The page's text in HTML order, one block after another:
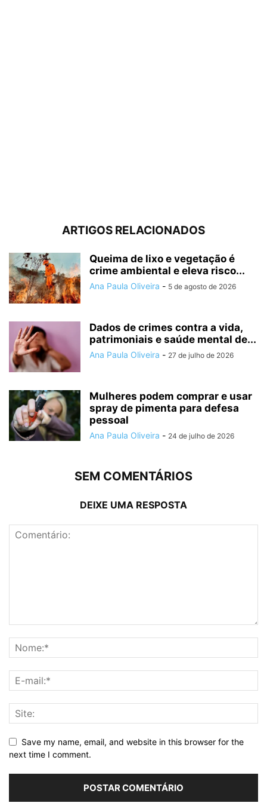
ARTIGOS RELACIONADOS
Queima de lixo e vegetação é
crime ambiental e eleva risco...
Ana Paula Oliveira - 5 de agosto de 2026
Dados de crimes contra a vida,
patrimoniais e saúde mental de...
Ana Paula Oliveira - 27 de julho de 2026
Mulheres podem comprar e usar
spray de pimenta para defesa
pessoal
Ana Paula Oliveira - 24 de julho de 2026
SEM COMENTÁRIOS
DEIXE UMA RESPOSTA
Save my name, email, and website in this browser for the
next time I comment.